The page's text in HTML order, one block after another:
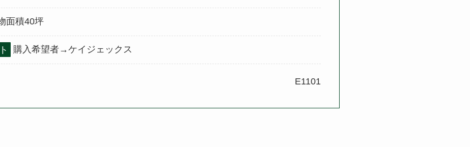
面積40坪
購入希望者→ケイジェックス
E1101